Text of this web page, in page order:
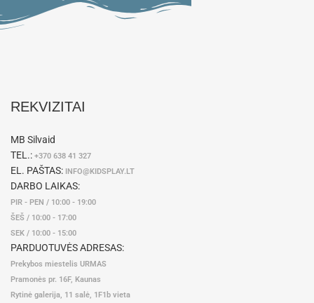
REKVIZITAI
MB Silvaid
TEL.: +370 638 41 327
EL. PAŠTAS: INFO@KIDSPLAY.LT
DARBO LAIKAS:
PIR - PEN / 10:00 - 19:00
ŠEŠ / 10:00 - 17:00
SEK / 10:00 - 15:00
PARDUOTUVĖS ADRESAS:
Prekybos miestelis URMAS
Pramonės pr. 16F, Kaunas
Rytinė galerija, 11 salė, 1F1b vieta